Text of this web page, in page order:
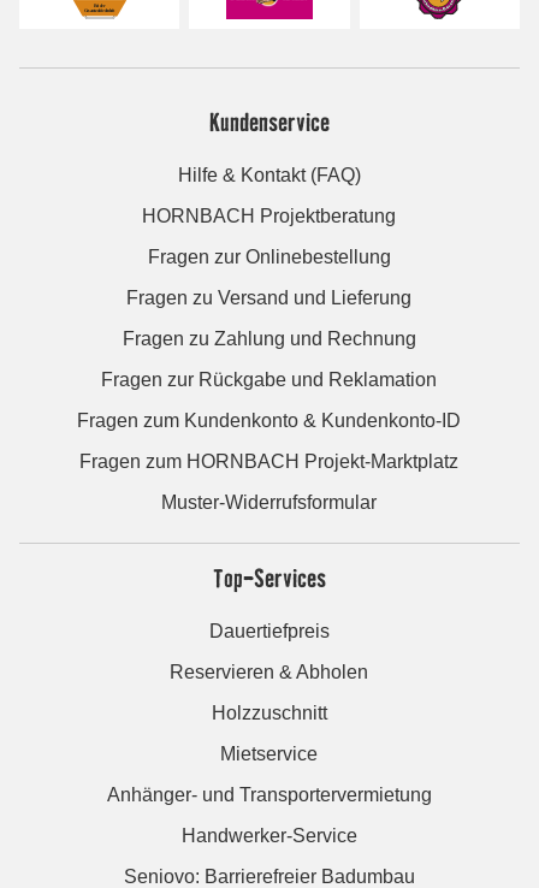
Kundenservice
Hilfe & Kontakt (FAQ)
HORNBACH Projektberatung
Fragen zur Onlinebestellung
Fragen zu Versand und Lieferung
Fragen zu Zahlung und Rechnung
Fragen zur Rückgabe und Reklamation
Fragen zum Kundenkonto & Kundenkonto-ID
Fragen zum HORNBACH Projekt-Marktplatz
Muster-Widerrufsformular
Top-Services
Dauertiefpreis
Reservieren & Abholen
Holzzuschnitt
Mietservice
Anhänger- und Transportervermietung
Handwerker-Service
Seniovo: Barrierefreier Badumbau